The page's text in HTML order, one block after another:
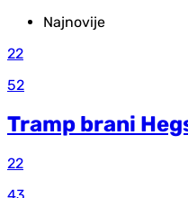
Najnovije
22
52
Tramp brani
22
43